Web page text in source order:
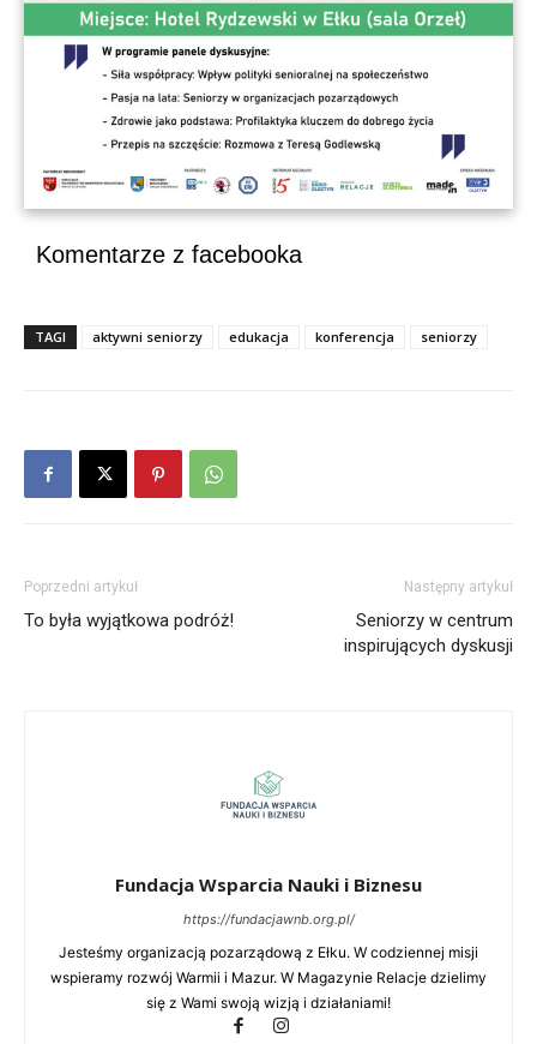
Komentarze z facebooka
TAGI aktywni seniorzy edukacja konferencja seniorzy
Poprzedni artykuł
To była wyjątkowa podróż!
Następny artykuł
Seniorzy w centrum
inspirujących dyskusji
Fundacja Wsparcia Nauki i Biznesu
https://fundacjawnb.org.pl/
Jesteśmy organizacją pozarządową z Ełku. W codziennej misji
wspieramy rozwój Warmii i Mazur. W Magazynie Relacje dzielimy
się z Wami swoją wizją i działaniami!